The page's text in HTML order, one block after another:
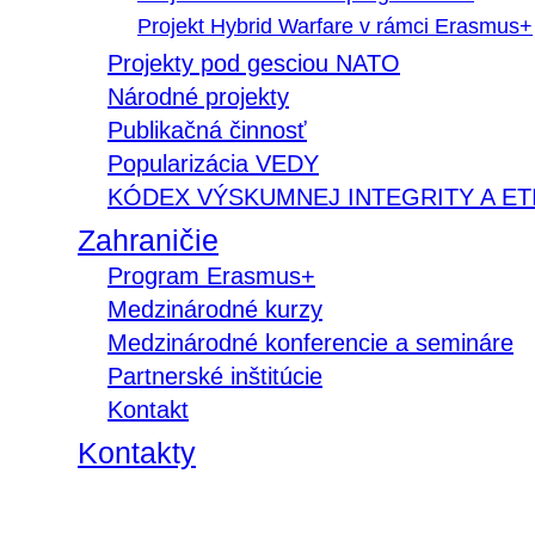
Projekt Hybrid Warfare v rámci Erasmus+
Projekty pod gesciou NATO
Národné projekty
Publikačná činnosť
Popularizácia VEDY
KÓDEX VÝSKUMNEJ INTEGRITY A
Zahraničie
Program Erasmus+
Medzinárodné kurzy
Medzinárodné konferencie a semináre
Partnerské inštitúcie
Kontakt
Kontakty